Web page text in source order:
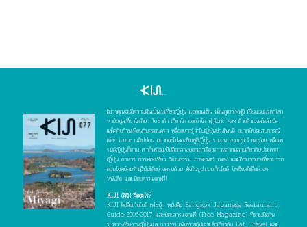
ไม่ว่าคุณจะมีความฝันเป็นไปเที่ยวญี่ปุ่น แช่ออนเซ็น เห็นภูเขาไฟฟูจิ เยี่ยมชมมรดกโลก
หาข้อมูลเที่ยวโตเกียว โอซาก้า เกียวโต ฮอกไกโด ฟุกุโอกะ ฯลฯ ด้วยตัวเองสไตล์แบ็ค
แพ็คกับก๊วนเพื่อนกับครอบครัว หรืออยากรู้ว่าไปญี่ปุ่นช่วงไหนดี อยากมีประสบการณ์
เจ๋งๆ แบบชาวนิปปอน อยากจะไปลองชิมซูชิญี่ปุ่น ราเมน เทมปุระร้านอร่อย หรือเท
รนด์ญี่ปุ่นก็ตาม เราก็พร้อมเป็นสื่อกลางบอกเล่าเรื่องราวหลากหลายเกี่ยวกับประเทศ
ญี่ปุ่น อาหาร การท่องเที่ยว วัฒนธรรม ภาพยนตร์ เพลง และอีกมากมายที่สามารถ
ตอบโจทย์คนรักญี่ปุ่นได้อย่างครบถ้วน ทั้งในรูปแบบเว็บไซต์ โซเชียลมีเดียต่างๆ
หนังสือ และนิตยสารแจกฟรี!
KIJI (คิจิ) คืออะไร?
KIJI คือสื่อเว็บไซต์ เฟซบุ๊ก หนังสือ Bangkok Japanese Restaurant
Guide 2016-2017 และนิตยสารแจกฟรี (Free Magazine) ที่ร่วมมือกัน
ระหว่างทีมงานญี่ปุ่นและชาวไทย เน้นทำสกู๊ปเจาะลึกเกี่ยวกับ Eat, Travel และ